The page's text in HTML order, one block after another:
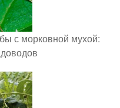
с морковной мухой: